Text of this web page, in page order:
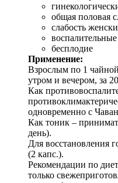
общая половая
слабость
бесплодие
Применение:
Взрослым по 1
утром и вечером, за
Как
одновременно с
Как тоник –
день).
Для восстановления
(2 капс.).
Рекомендации по
только